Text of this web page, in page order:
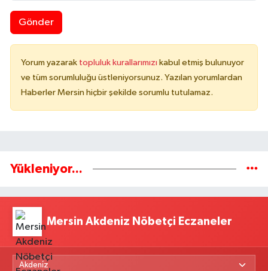
Gönder
Yorum yazarak topluluk kurallarımızı kabul etmiş bulunuyor
ve tüm sorumluluğu üstleniyorsunuz. Yazılan yorumlardan
Haberler Mersin hiçbir şekilde sorumlu tutulamaz.
Yükleniyor...
Mersin Akdeniz Nöbetçi Eczaneler